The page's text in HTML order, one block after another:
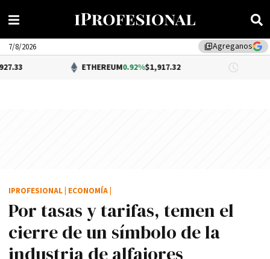
library_addAgreganos
7/8/2026
ETHEREUM0.92%$1,917.32 DÓLAR
Por tasas y tarifas, temen el
cierre de un sí­mbolo de la
industria de alfajores
IPROFESIONAL ECONOMÍA